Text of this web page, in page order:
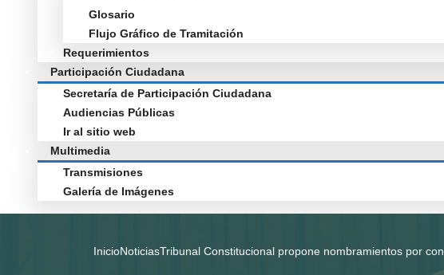
Glosario
Flujo Gráfico de Tramitación
Requerimientos
Participación Ciudadana
Secretaría de Participación Ciudadana
Audiencias Públicas
Ir al sitio web
Multimedia
Transmisiones
Galería de Imágenes
InicioNoticiasTribunal Constitucional propone nombramientos por